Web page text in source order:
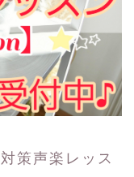
策声楽レッス